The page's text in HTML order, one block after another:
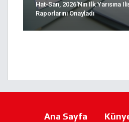
Hat-San, 2026'nın Ilk Yarısına
Raporlarını Onayladı
Ana Sayfa